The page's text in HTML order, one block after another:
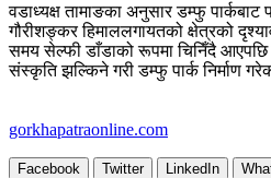
वडाध्यक्ष तामाङका अनुसार डम्फु
गौरीशङ्कर हिमाललगायतको क्षेत्रको
समय सेल्फी डाँडाको रूपमा चिनिँदै आएपछि
संस्कृति झल्किने गरी डम्फु पार्क निर्माण
gorkhapatraonline.com
Facebook Twitter LinkedIn